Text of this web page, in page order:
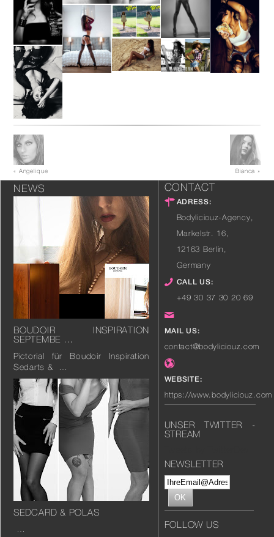
« Angelique Bianca »
NEWS
BOUDOIR INSPIRATION
SEPTEMBE …
Pictorial für Boudoir Inspiration
Sedarts & …
SEDCARD & POLAS
…
CONTACT
ADRESS:
Bodyliciouz-Agency,
Markelstr. 16,
12163 Berlin ,
Germany
CALL US:
+49 30 37 30 20 69
MAIL US:
contact@bodyliciouz.com
WEBSITE:
https://www.bodyliciouz.com
UNSER TWITTER -
STREAM
NEWSLETTER
FOLLOW US